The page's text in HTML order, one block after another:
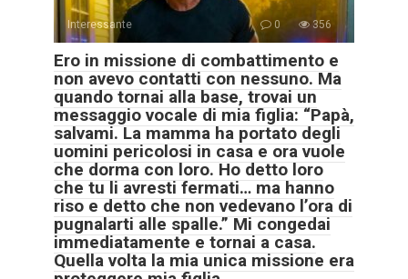
Interessante 0 356
Ero in missione di combattimento e
non avevo contatti con nessuno. Ma
quando tornai alla base, trovai un
messaggio vocale di mia figlia: “Papà,
salvami. La mamma ha portato degli
uomini pericolosi in casa e ora vuole
che dorma con loro. Ho detto loro
che tu li avresti fermati… ma hanno
riso e detto che non vedevano l’ora di
pugnalarti alle spalle.” Mi congedai
immediatamente e tornai a casa.
Quella volta la mia unica missione era